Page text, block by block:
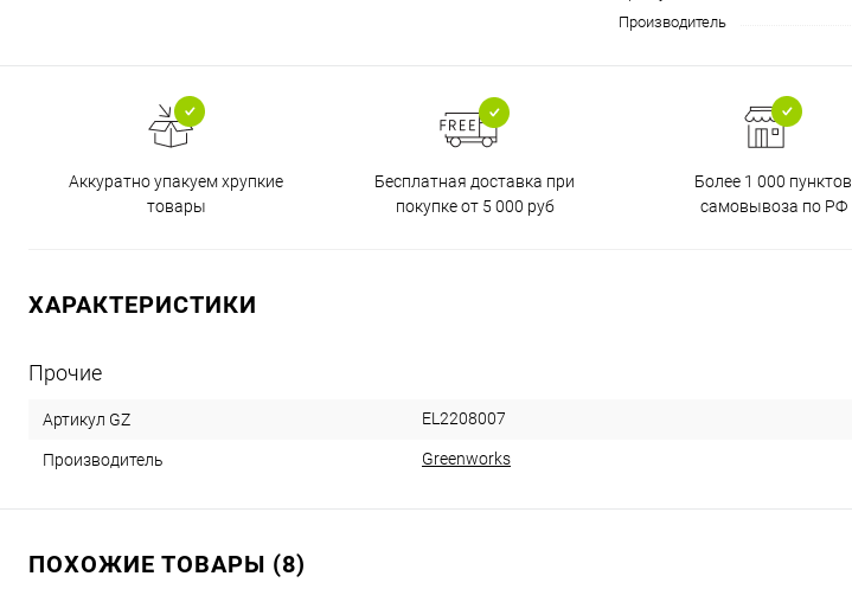
Производитель
Аккуратно упакуем хрупкие
товары
Бесплатная доставка при
покупке от 5 000 руб
Более 1 000 пунктов
самовывоза по РФ
ХАРАКТЕРИСТИКИ
Прочие
Артикул GZ EL2208007
Производитель Greenworks
ПОХОЖИЕ ТОВАРЫ (8)